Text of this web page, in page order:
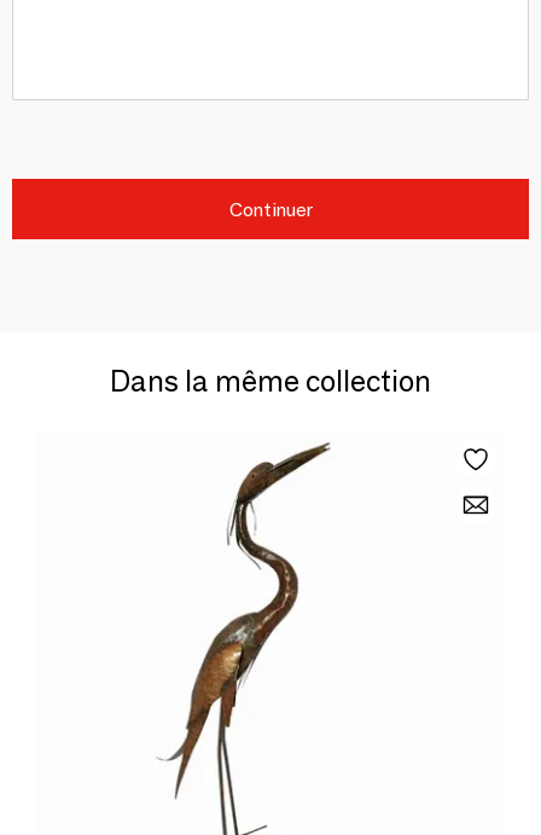
Continuer
Dans la même collection